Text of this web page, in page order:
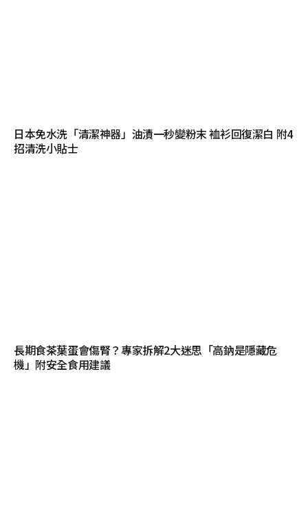
日本免水洗「清潔神器」油漬一秒變粉末 裇衫回復潔白 附4
招清洗小貼士
長期食茶葉蛋會傷腎？專家拆解2大迷思「高鈉是隱藏危
機」附安全食用建議